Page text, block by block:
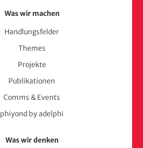
Was wir machen
Handlungsfelder
Themes
Projekte
Publikationen
Comms & Events
phiyond by adelphi
Was wir denken